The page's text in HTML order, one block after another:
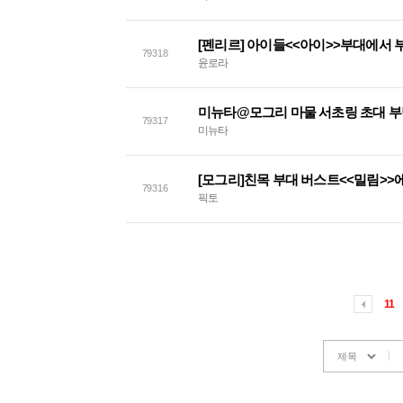
79318
[펜리르] 아이들<<아이>>부대에서
윤로라
79317
미뉴타@모그리 마물 서초링 초대
미뉴타
79316
픽토
11